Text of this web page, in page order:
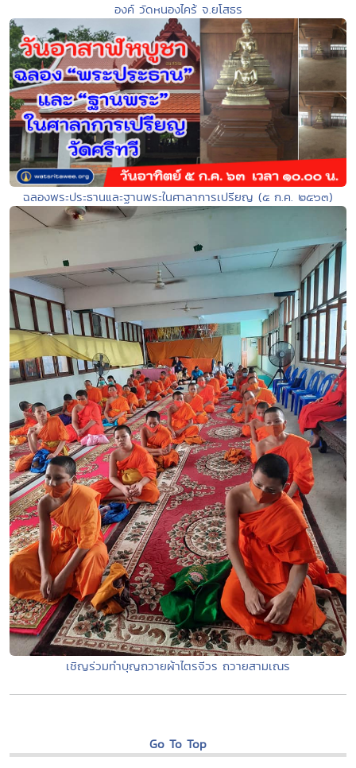
องค์ วัดหนองไคร้ จ.ยโสธร
ฉลองพระประธานและฐานพระในศาลาการเปรียญ (๕ ก.ค. ๒๕๖๓)
เชิญร่วมทำบุญถวายผ้าไตรจีวร ถวายสามเณร
Go To Top